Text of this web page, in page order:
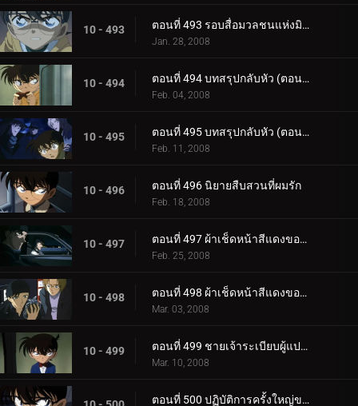
10 - 493 ตอนที่ 493 รอบสื่อมวลชนแห่งมิตรภาพและความผูกพัน
Jan. 28, 2008
10 - 494 ตอนที่ 494 บทสรุปกลับหัว (ตอนแรก)
Feb. 04, 2008
10 - 495 ตอนที่ 495 บทสรุปกลับหัว (ตอนจบ)
Feb. 11, 2008
10 - 496 ตอนที่ 496 นิยายสืบสวนที่ผมรัก
Feb. 18, 2008
10 - 497 ตอนที่ 497 ผ้าเช็ดหน้าสีแดงของโซโนโกะ (ตอนแรก)
Feb. 25, 2008
10 - 498 ตอนที่ 498 ผ้าเช็ดหน้าสีแดงของโซโนโกะ (ตอนจบ)
Mar. 03, 2008
10 - 499 ตอนที่ 499 ชายเจ้าระเบียบผู้แปลกประหลาด
Mar. 10, 2008
ตอนที่ 500 ปฏิบัติการครั้งใหญ่ของ ป.1 ห้อง B!